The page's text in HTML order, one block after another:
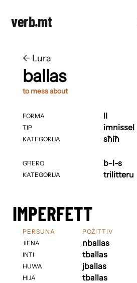
verb.mt
← ​​Lura
ballas
to mess about
FORMA
TIP
KATEGORIJA
GĦERQ
KATEGORIJA
II
imnissel
sħiħ
b-l-s
trilitteru
IMPERFETT
PERSUNA
JIENA
INTI
HUWA
HIJA
POŻITTIV
nballas
tballas
jballas
tballas